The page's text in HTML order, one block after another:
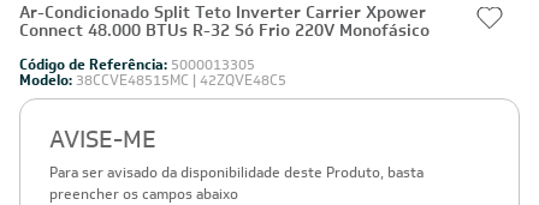
Ar-Condicionado Split Teto Inverter Carrier Xpower
Connect 48.000 BTUs R-32 Só Frio 220V Monofásico
Código de Referência: 5000013305
Modelo: 38CCVE48515MC | 42ZQVE48C5
AVISE-ME
Para ser avisado da disponibilidade deste Produto, basta
preencher os campos abaixo